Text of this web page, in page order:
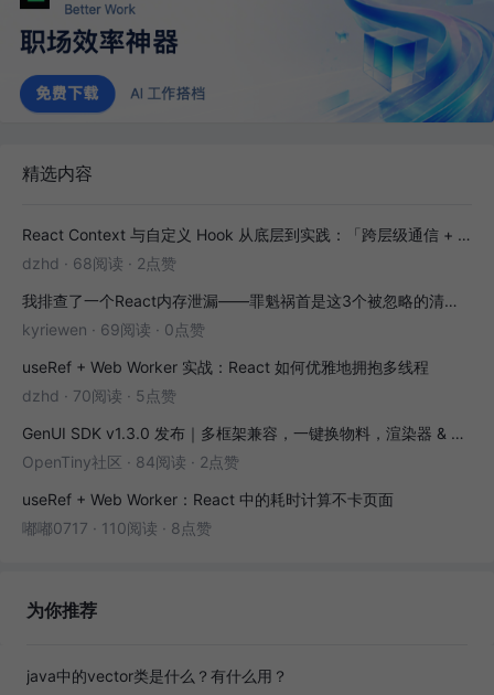
精选内容
React Context 与自定义 Hook 从底层到实践：「跨层级通信 + 副作用封装」全解析
dzhd · 68阅读 · 2点赞
我排查了一个React内存泄漏——罪魁祸首是这3个被忽略的清理函数
kyriewen · 69阅读 · 0点赞
useRef + Web Worker 实战：React 如何优雅地拥抱多线程
dzhd · 70阅读 · 5点赞
GenUI SDK v1.3.0 发布｜多框架兼容，一键换物料，渲染器 & 演练场全面增强！
OpenTiny社区 · 84阅读 · 2点赞
useRef + Web Worker：React 中的耗时计算不卡页面
嘟嘟0717 · 110阅读 · 8点赞
为你推荐
java中的vector类是什么？有什么用？